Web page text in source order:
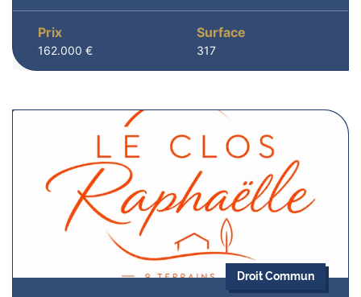
Prix
162.000 €
Surface
317
Droit Commun